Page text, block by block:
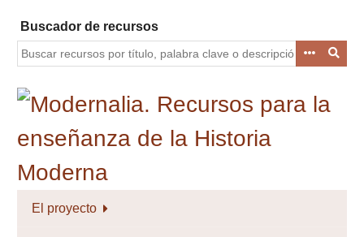
contenido
principal
Buscador de recursos
El proyecto